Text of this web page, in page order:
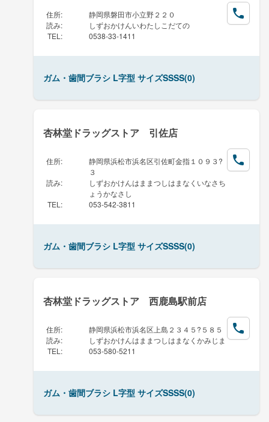
住所:
静岡県磐田市小立野２２０
読み:
しずおかけんいわたしこだての
TEL : 0538-33-1411
ガム・歯間ブラシ L字型 サイズSSSS(0)
杏林堂ドラッグストア 引佐店
住所:
静岡県浜松市浜名区引佐町金指１０９３?
３
読み:
しずおかけんはままつしはまなくいなさち
ょうかなさし
TEL : 053-542-3811
ガム・歯間ブラシ L字型 サイズSSSS(0)
杏林堂ドラッグストア 西鹿島駅前店
住所:
静岡県浜松市浜名区上島２３４５?５８５
読み:
しずおかけんはままつしはまなくかみじま
TEL : 053-580-5211
ガム・歯間ブラシ L字型 サイズSSSS(0)